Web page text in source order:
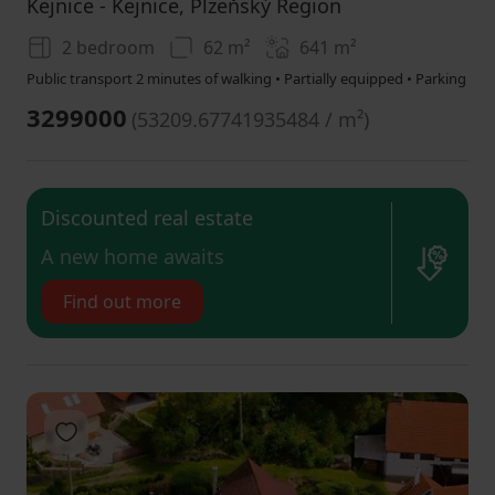
Kejnice - Kejnice, Plzeňský Region
2 bedroom 62 m² 641 m²
Public transport 2 minutes of walking • Partially equipped • Parking
3299000 (53209.67741935484 / m²)
Discounted real estate
​A new home awaits
Find out more
Add to favorites